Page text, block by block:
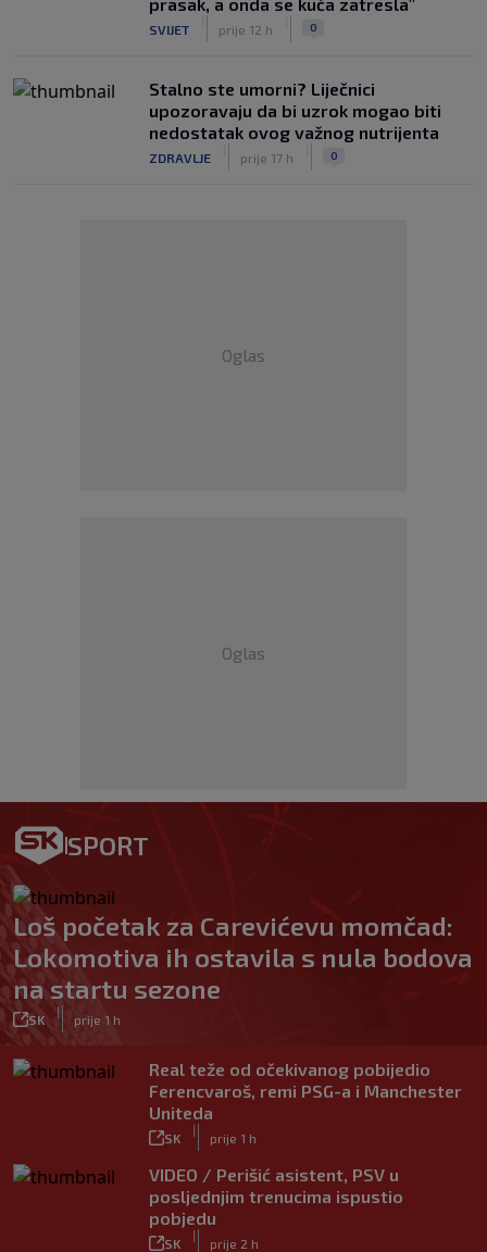
SVIJET prije 12 h 0
Stalno ste umorni? Liječnici
upozoravaju da bi uzrok mogao biti
nedostatak ovog važnog nutrijenta
ZDRAVLJE prije 17 h 0
Oglas
Oglas
SPORT
Loš početak za Carevićevu momčad:
Lokomotiva ih ostavila s nula bodova
na startu sezone
SK
|
prije 1 h
Real teže od očekivanog pobijedio
Ferencvaroš, remi PSG-a i Manchester
Uniteda
SK
|
prije 1 h
VIDEO / Perišić asistent, PSV u
posljednjim trenucima ispustio
pobjedu
SK
|
prije 2 h